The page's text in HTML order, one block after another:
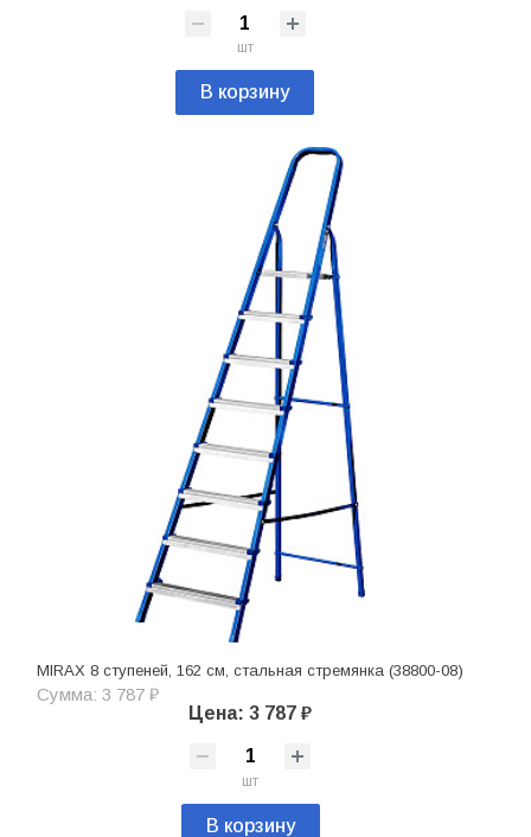
шт
В корзину
MIRAX 8 ступеней, 162 см, стальная стремянка (38800-08)
Сумма: 3 787 ₽
Цена: 3 787 ₽
шт
В корзину